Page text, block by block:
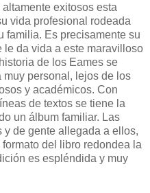
exitosos esta
vida profesional rodeada
familia. Es precisamente su
le da vida a este maravilloso
de los Eames se
personal, lejos de los
y académicos. Con
de textos se tiene la
un álbum familiar. Las
de gente allegada a ellos,
del libro redondea la
es espléndida y muy